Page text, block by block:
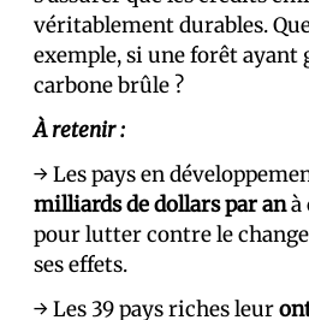
véritablement durables.
exemple, si une forêt ayant
carbone brûle ?
À retenir :
→ Les pays en
milliards de dollars par anà
pour lutter contre le
ses effets.
→ Les 39 pays riches leur